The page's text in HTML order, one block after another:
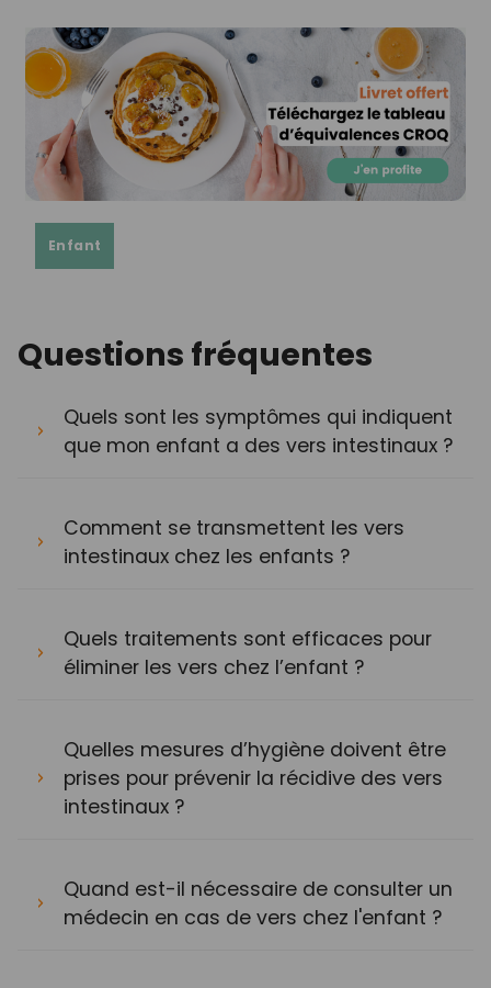
Enfant
Questions fréquentes
Quels sont les symptômes qui indiquent
que mon enfant a des vers intestinaux ?
Comment se transmettent les vers
intestinaux chez les enfants ?
Quels traitements sont efficaces pour
éliminer les vers chez l’enfant ?
Quelles mesures d’hygiène doivent être
prises pour prévenir la récidive des vers
intestinaux ?
Quand est-il nécessaire de consulter un
médecin en cas de vers chez l'enfant ?